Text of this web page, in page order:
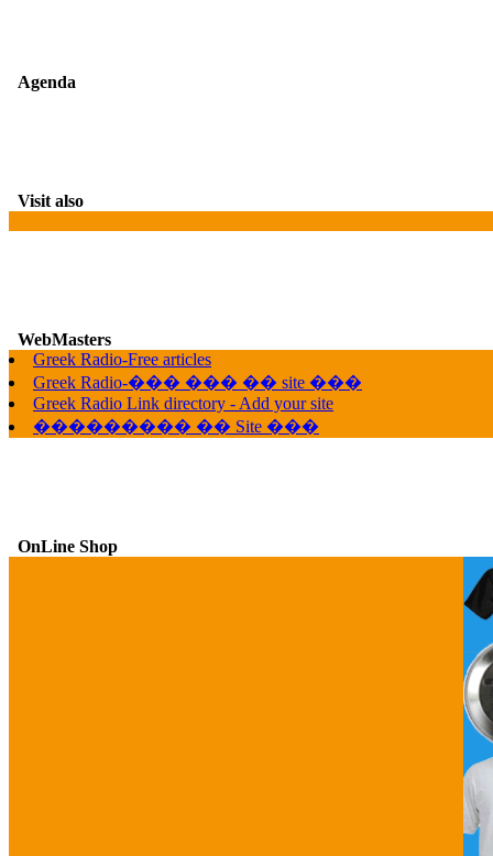
Agenda
Visit also
WebMasters
Greek Radio-Free articles
Greek Radio-��� ��� �� site ���
Greek Radio Link directory - Add your site
��������� �� Site ���
OnLine Shop